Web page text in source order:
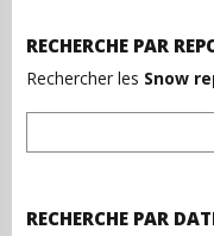
RECHERCHE PAR
Rechercher les Snow
RECHERCHE PAR